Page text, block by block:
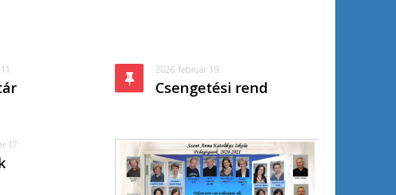
2026. február 19.
Csengetési rend
17.